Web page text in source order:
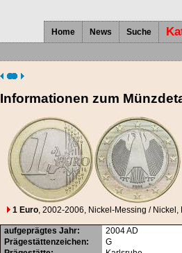
Home News Suche
Informationen zum
1 Euro, 2002-2006, Nickel-Messing / Nickel,
aufgeprägtes Jahr: 2004AD
Prägestättenzeichen:
G